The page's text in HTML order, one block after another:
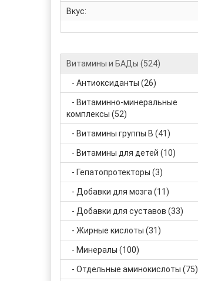
Вкус:
Витамины и БАДы (524)
- Антиоксиданты (26)
- Витаминно-минеральные
комплексы (52)
- Витамины группы В (41)
- Витамины для детей (10)
- Гепатопротекторы (3)
- Добавки для мозга (11)
- Добавки для суставов (33)
- Жирные кислоты (31)
- Минералы (100)
- Отдельные аминокислоты (75)